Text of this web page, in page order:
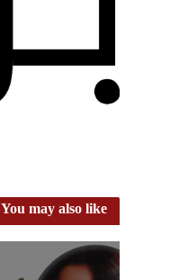
You may also like